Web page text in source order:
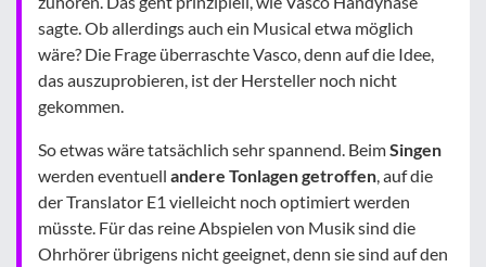
sagte. Ob allerdings auch ein Musical etwa möglich
wäre? Die Frage überraschte Vasco, denn auf die Idee,
das auszuprobieren, ist der Hersteller noch nicht
gekommen.
So etwas wäre tatsächlich sehr spannend. BeimSingen
werden eventuell andere Tonlagen getroffen , auf die
der Translator E1 vielleicht noch optimiert werden
müsste. Für das reine Abspielen von Musik sind die
Ohrhörer übrigens nicht geeignet, denn sie sind auf den